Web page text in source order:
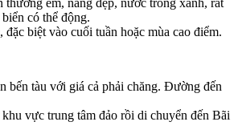
êm, nắng đẹp, nước trong xanh, rất
có thể động.
biệt vào cuối tuần hoặc mùa cao điểm.
bến tàu với giá cả phải chăng. Đường đến
vực trung tâm đảo rồi di chuyển đến Bãi